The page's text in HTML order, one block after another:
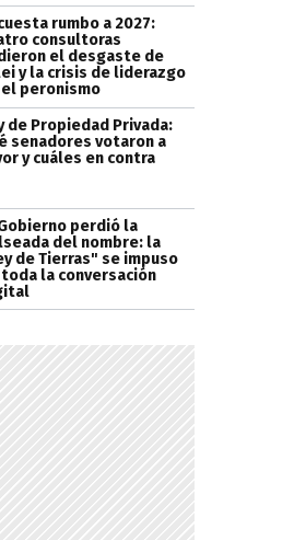
rumbo a 2027:
consultoras
el desgaste de
y la crisis de liderazgo
el peronismo
de Propiedad Privada:
senadores votaron a
y cuáles en contra
perdió la
del nombre: la
de Tierras" se impuso
toda la conversación